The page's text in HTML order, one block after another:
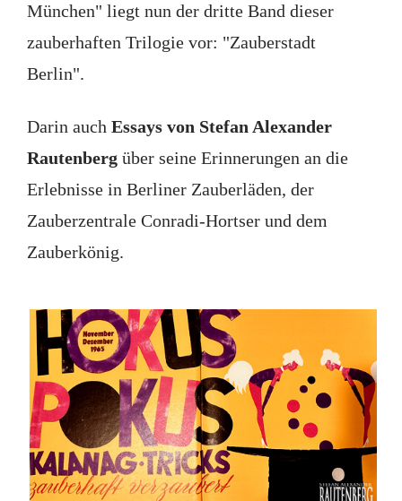
München" liegt nun der dritte Band dieser
zauberhaften Trilogie vor: "Zauberstadt
Berlin".
Darin auch Essays von Stefan Alexander
Rautenberg über seine Erinnerungen an die
Erlebnisse in Berliner Zauberläden, der
Zauberzentrale Conradi-Hortser und dem
Zauberkönig.